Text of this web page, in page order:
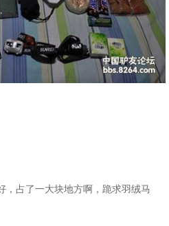
，占了一大块地方啊，跪求羽绒马